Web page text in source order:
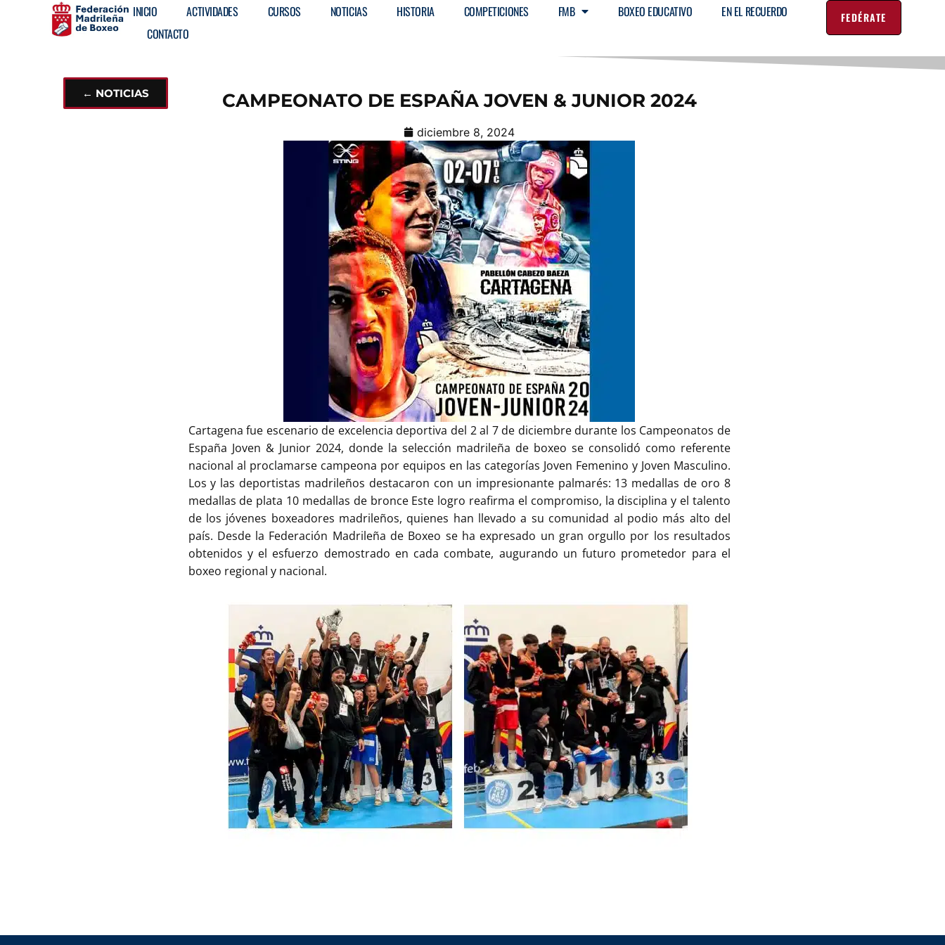
INICIO ACTIVIDADES CURSOS NOTICIAS HISTORIA COMPETICIONES FMB BOXEO EDUCATIVO
EN EL RECUERDO
CONTACTO
FEDÉRATE
← NOTICIAS CAMPEONATO DE ESPAÑA JOVEN & JUNIOR 2024
diciembre 8, 2024
Cartagena fue escenario de excelencia deportiva del 2 al 7 de diciembre durante los Campeonatos de
España Joven & Junior 2024, donde la selección madrileña de boxeo se consolidó como referente
nacional al proclamarse campeona por equipos en las categorías Joven Femenino y Joven Masculino.
Los y las deportistas madrileños destacaron con un impresionante palmarés: 13 medallas de oro 8
medallas de plata 10 medallas de bronce Este logro reafirma el compromiso, la disciplina y el talento
de los jóvenes boxeadores madrileños, quienes han llevado a su comunidad al podio más alto del
país. Desde la Federación Madrileña de Boxeo se ha expresado un gran orgullo por los resultados
obtenidos y el esfuerzo demostrado en cada combate, augurando un futuro prometedor para el
boxeo regional y nacional.